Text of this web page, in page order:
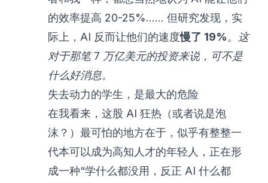
的效率提高 20-25%…… 但研究发现，实
际上，AI 反而让他们的速度慢了 19%。 这
对于那笔 7 万亿美元的投资来说，可不是
什么好消息。
失去动力的学生，是最大的危险
在我看来，这股 AI 狂热（或者说是泡
沫？）最可怕的地方在于，似乎有整整一
代本可以成为高知人才的年轻人，正在形
成一种“学什么都没用，反正 AI 什么都